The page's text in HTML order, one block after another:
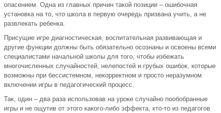
опасением. Одна из главных причин такой позиции – ошибочная
установка на то, что школа в первую очередь призвана учить, а не
развлекать ребенка.
Присущие игре диагностическая, воспитательная развивающая и
другие функции должны быть обязательно осознаны и освоены всеми
специалистами начальной школы для того, чтобы избежать
многочисленных случайностей, нелепостей и грубых ошибок, которые
возможны при бессистемном, некорректном и просто неразумном
включении игры в педагогический процесс.
Так, один – два раза использовав на уроке случайно пообобранные
игры и не ощутив от этого какого-либо эффекта, кто-то из педагогов